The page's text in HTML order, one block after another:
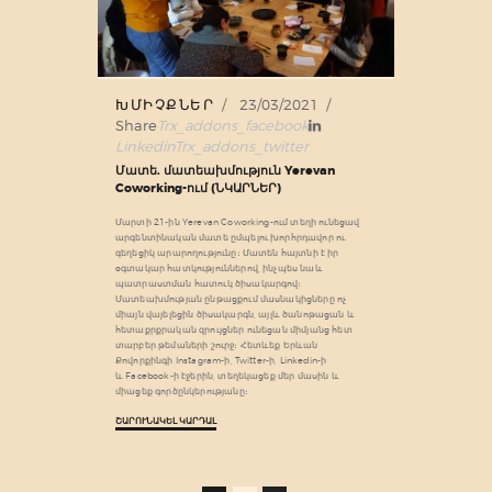
ԽՄԻՉՔՆԵՐ
23/03/2021
ShareTrx_addons_facebook
LinkedinTrx_addons_twitter
Մատե. մատեախմություն Yerevan
Coworking-ում (ՆԿԱՐՆԵՐ)
Մարտի 21-ին Yerevan Coworking-ում տեղի ունեցավ
արգենտինական մատե ըմպելու խորհրդավոր ու
գեղեցիկ արարողությունը։ Մատեն հայտնի է իր
օգտակար հատկություններով, ինչպես նաև
պատրաստման հատուկ ծիսակարգով։
Մատեախմության ընթացքում մասնակիցները ոչ
միայն վայելեցին ծիսակարգն, այլև ծանոթացան և
հետաքրքրական զրույցներ ունեցան միմյանց հետ
տարբեր թեմաների շուրջ։ Հետևեք Երևան
Քովորքինգի Instagram-ի, Twitter-ի, Linkedin-ի
և Facebook-ի էջերին, տեղեկացեք մեր մասին և
միացեք գործընկերությանը։
ՇԱՐՈՒՆԱԿԵԼ ԿԱՐԴԱԼ